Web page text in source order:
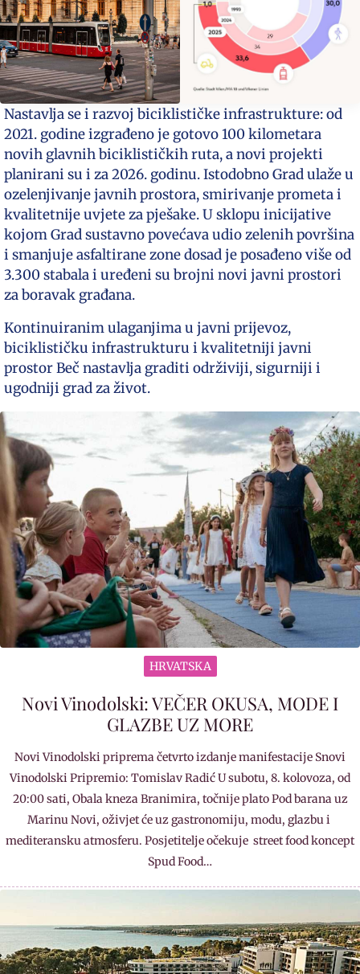
Nastavlja se i razvoj biciklističke infrastrukture: od
2021. godine izgrađeno je gotovo 100 kilometara
novih glavnih biciklističkih ruta, a novi projekti
planirani su i za 2026. godinu. Istodobno Grad ulaže u
ozelenjivanje javnih prostora, smirivanje prometa i
kvalitetnije uvjete za pješake. U sklopu inicijative
kojom Grad sustavno povećava udio zelenih površina
i smanjuje asfaltirane zone dosad je posađeno više od
3.300 stabala i uređeni su brojni novi javni prostori
za boravak građana.
Kontinuiranim ulaganjima u javni prijevoz,
biciklističku infrastrukturu i kvalitetniji javni
prostor Beč nastavlja graditi održiviji, sigurniji i
ugodniji grad za život.
HRVATSKA
Novi Vinodolski: VEČER OKUSA, MODE I
GLAZBE UZ MORE
Novi Vinodolski priprema četvrto izdanje manifestacije Snovi
Vinodolski Pripremio: Tomislav Radić U subotu, 8. kolovoza, od
20:00 sati, Obala kneza Branimira, točnije plato Pod barana uz
Marinu Novi, oživjet će uz gastronomiju, modu, glazbu i
mediteransku atmosferu. Posjetitelje očekuje street food koncept
Spud Food…